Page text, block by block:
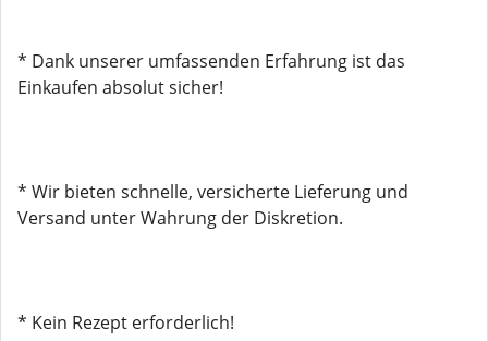
* Dank unserer umfassenden Erfahrung ist das
Einkaufen absolut sicher!
* Wir bieten schnelle, versicherte Lieferung und
Versand unter Wahrung der Diskretion.
* Kein Rezept erforderlich!